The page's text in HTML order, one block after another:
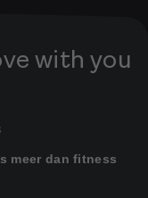
with you
meer dan fitness